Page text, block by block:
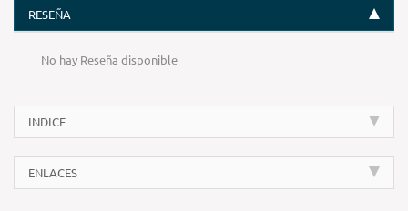
RESEÑA
No hay Reseña disponible
INDICE
ENLACES